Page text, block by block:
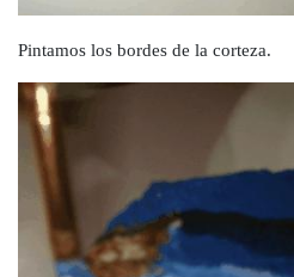
Pintamos los bordes de la corteza.